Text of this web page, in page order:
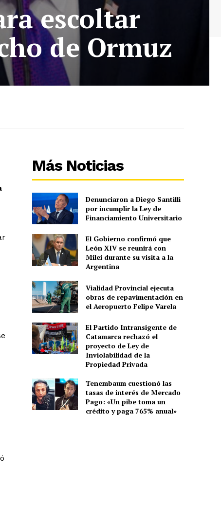
escoltar
de Ormuz
Más Noticias
Denunciaron a Diego Santilli
por incumplir la Ley de
Financiamiento Universitario
El Gobierno confirmó que
León XIV se reunirá con
Milei durante su visita a la
Argentina
Vialidad Provincial ejecuta
obras de repavimentación en
el Aeropuerto Felipe Varela
El Partido Intransigente de
Catamarca rechazó el
proyecto de Ley de
Inviolabilidad de la
Propiedad Privada
Tenembaum cuestionó las
tasas de interés de Mercado
Pago: «Un pibe toma un
crédito y paga 765% anual»